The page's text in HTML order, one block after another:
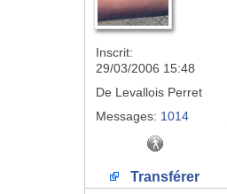
Inscrit:
29/03/2006 15:48
De Levallois Perret
Messages: 1014
Transférer